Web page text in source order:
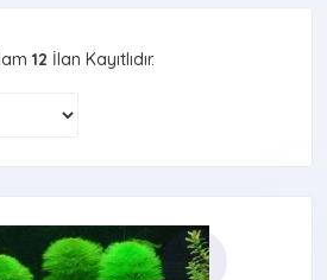
12 İlan Kayıtlıdır.